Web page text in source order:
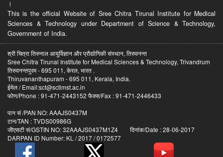
।
This is the official Website of Sree Chitra Tirunal Institute for Medical
Sciences & Technology under Department of Science & Technology,
Government of India.
श्री चित्रा तिरुनाल आयुर्विज्ञान और प्रौद्योगिकी संस्थान, तिरुवनन्त
Sree Chitra Tirunal Institute for Medical Sciences & Technology, Trivandrum
तिरुवनन्तपुरम - 695 011, केरल, भारत .
Thiruvananthapuram - 695 011, Kerala, India.
ईमेल / Email:sct@sctimst.ac.in
फोण/Phone : 91-471-2443152 फैक्स/Fax : 91-471-2446433
पान सं /PAN NO: AAAJS0437M
टान/TAN : TVDS00986G
जीएसटी सं/GSTIN NO: 32AAAJS0437M1Z4 दिनांक/Date : 28-06-2017
DARPAN ID Number: KL / 2017 / 0172577